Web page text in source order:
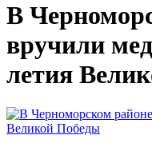
В
вручили
летия